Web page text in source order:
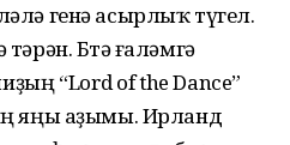
генә асырлыҡ түгел.
Бөтә ғаләмгә
“Lord of the Dance”
яңы аҙымы. Ирланд